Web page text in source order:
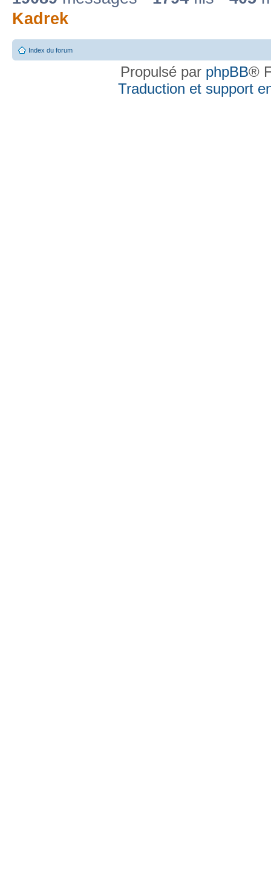
Kadrek
Index du forum
Propulsé par phpBB®
Traduction et support